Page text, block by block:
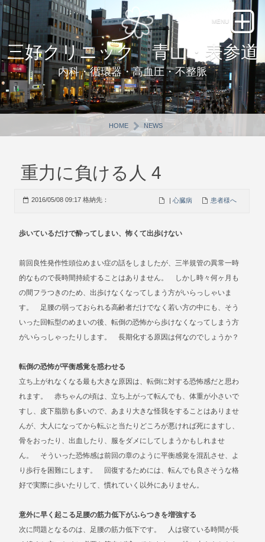
三好クリニック 青山・表参道
内科・循環器・高血圧・不整脈
HOME NEWS
重力に負ける人 4
2016/05/08 09:17 格納先： 患者様へ
|心臓病
歩いているだけで酔ってしまい、怖くて出歩けない
前回良性発作性頭位めまい症の話をしましたが、三半規管の異常一時
的なもので長時間持続することはありません。 しかし時々何ヶ月も
の間フラつきのため、出歩けなくなってしまう方がいらっしゃいま
す。 足腰の弱っておられる高齢者だけでなく若い方の中にも、そう
いった回転型のめまいの後、転倒の恐怖から歩けなくなってしまう方
がいらっしゃったりします。 長期化する原因は何なのでしょうか？
転倒の恐怖が平衡感覚を惑わせる
立ち上がれなくなる最も大きな原因は、転倒に対する恐怖感だと思わ
れます。 赤ちゃんの頃は、立ち上がって転んでも、体重が小さいで
すし、皮下脂肪も多いので、あまり大きな怪我をすることはありませ
んが、大人になってから転ぶと当たりどころが悪ければ死にますし、
骨をおったり、出血したり、服をダメにしてしまうかもしれませ
ん。 そういった恐怖感は前回の章のように平衡感覚を混乱させ、よ
り歩行を困難にします。 回復するためには、転んでも良さそうな格
好で実際に歩いたりして、慣れていく以外にありません。
意外に早く起こる足腰の筋力低下がふらつきを増強する
次に問題となるのは、足腰の筋力低下です。 人は寝ている時間が長